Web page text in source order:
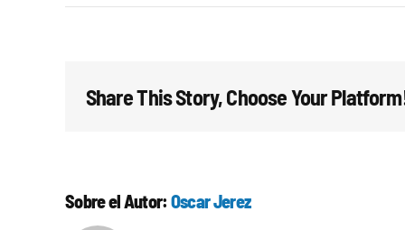
Share This Story, Choose Your
Sobre el Autor: Oscar Jerez